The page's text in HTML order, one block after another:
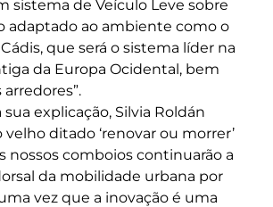
sistema de Veículo Leve sobre
adaptado ao ambiente como o
que será o sistema líder na
da Europa Ocidental, bem
explicação, Silvia Roldán
velho ditado ‘renovar ou morrer’
nossos comboios continuarão a
da mobilidade urbana por
vez que a inovação é uma